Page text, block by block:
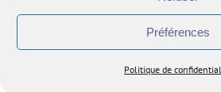
Préférences
Politique de